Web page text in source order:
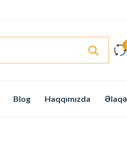
Blog Haqqımızda Əlaqə